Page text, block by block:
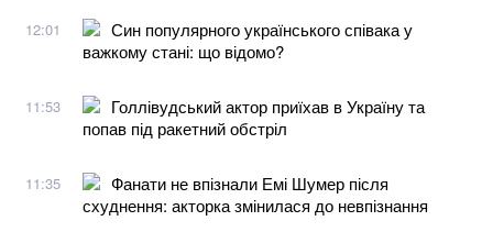
12:01
Син популярного українського співака у
важкому стані: що відомо?
11:53
Голлівудський актор приїхав в Україну та
попав під ракетний обстріл
11:35
Фанати не впізнали Емі Шумер після
схуднення: акторка змінилася до невпізнання